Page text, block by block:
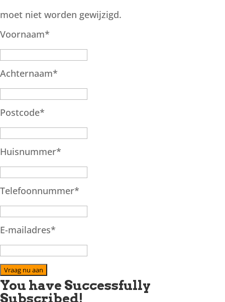
moet niet worden gewijzigd.
Voornaam*
Achternaam*
Postcode*
Huisnummer*
Telefoonnummer*
E-mailadres*
Vraag nu aan
You have Successfully
Subscribed!